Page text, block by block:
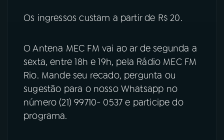
Os ingressos custam a partir de R$ 20.
O Antena MEC FM vai ao ar de segunda a
sexta, entre 18h e 19h, pela Rádio MEC FM
Rio. Mande seu recado, pergunta ou
sugestão para o nosso Whatsapp no
número (21) 99710- 0537 e participe do
programa.